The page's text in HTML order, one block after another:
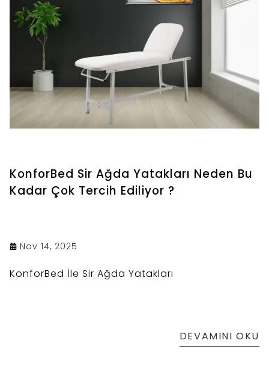
KonforBed Sir Ağda Yatakları Neden Bu
Kadar Çok Tercih Ediliyor ?
Nov 14, 2025
KonforBed İle Sir Ağda Yatakları
DEVAMINI OKU